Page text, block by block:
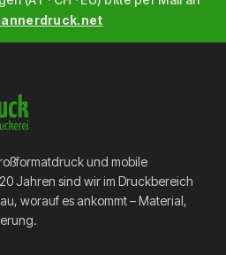
Tüchern nähen wir
für Sie zusammen. Pläne,
Meter sind, werden
Bei Verwendung eines
sein.
und mobile
Jahren sind wir im Druckbereich
worauf es ankommt – Material,